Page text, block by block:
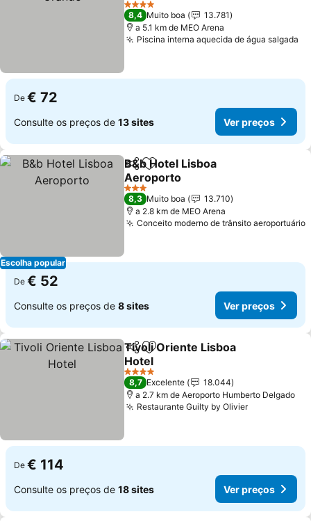
Ver preços
4 Estrelas
8,4 Muito boa
13.781
a 5.1 km de MEO Arena
Piscina interna aquecida de água salgada
De € 72
Consulte os preços de 13 sites Ver preços
Escolha popular
PartilharAdicionar aos favoritos
B&b Hotel Lisboa
Aeroporto
Ver preços
3 Estrelas
8,3 Muito boa
13.710
a 2.8 km de MEO Arena
Conceito moderno de trânsito aeroportuário
De € 52
Consulte os preços de 8 sites Ver preços
PartilharAdicionar aos favoritos
Tivoli Oriente Lisboa
Hotel
Ver preços
4 Estrelas
8,7 Excelente
18.044
a 2.7 km de Aeroporto Humberto Delgado
Restaurante Guilty by OlivierVer preços
De € 114
Consulte os preços de 18 sites Ver preços